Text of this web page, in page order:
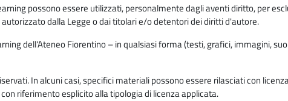
possono essere utilizzati, personalmente dagli aventi diritto, per
dalla Legge o dai titolari e/o detentori dei diritti d'autore.
dell'Ateneo Fiorentino – in qualsiasi forma (testi, grafici, immagini,
In alcuni casi, specifici materiali possono essere rilasciati con
riferimento esplicito alla tipologia di licenza applicata.